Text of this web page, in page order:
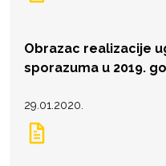
Obrazac realizacije
sporazuma u 2019.
29.01.2020.